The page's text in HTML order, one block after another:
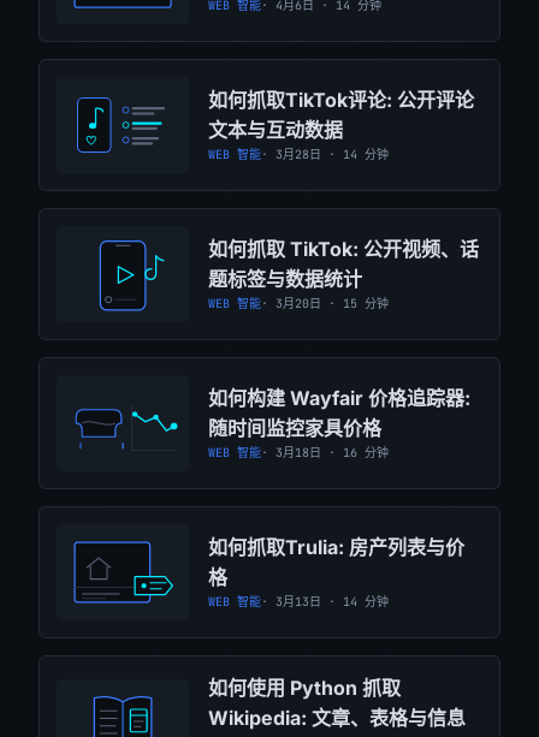
WEB 智能· 4月6日 · 14 分钟
如何抓取TikTok评论: 公开评论
文本与互动数据
WEB 智能· 3月28日 · 14 分钟
如何抓取 TikTok: 公开视频、话
题标签与数据统计
WEB 智能· 3月20日 · 15 分钟
如何构建 Wayfair 价格追踪器:
随时间监控家具价格
WEB 智能· 3月18日 · 16 分钟
如何抓取Trulia: 房产列表与价
格
WEB 智能· 3月13日 · 14 分钟
如何使用 Python 抓取
Wikipedia: 文章、表格与信息